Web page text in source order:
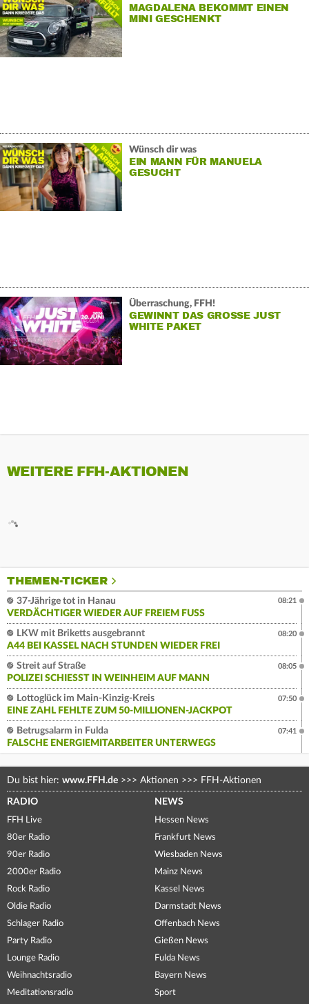
MAGDALENA BEKOMMT EINEN
MINI GESCHENKT
Wünsch dir was
EIN MANN FÜR MANUELA
GESUCHT
Überraschung, FFH!
GEWINNT DAS GROSSE JUST W
HITE PAKET
WEITERE FFH-AKTIONEN
THEMEN-TICKER
37-Jährige tot in Hanau
VERDÄCHTIGER WIEDER AUF FREIEM FUSS
08:21
LKW mit Briketts ausgebrannt
A44 BEI KASSEL NACH STUNDEN WIEDER FREI
08:20
Streit auf Straße
POLIZEI SCHIESST IN WEINHEIM AUF MANN
08:05
Lottoglück im Main-Kinzig-Kreis
EINE ZAHL FEHLTE ZUM 50-MILLIONEN-JACKPOT
07:50
Betrugsalarm in Fulda
FALSCHE ENERGIEMITARBEITER UNTERWEGS
07:41
Du bist hier: www.FFH.de >>> Aktionen >>> FFH-Aktionen
RADIO
FFH Live
80er Radio
90er Radio
2000er Radio
Rock Radio
Oldie Radio
Schlager Radio
Party Radio
Lounge Radio
Weihnachtsradio
Meditationsradio
NEWS
Hessen News
Frankfurt News
Wiesbaden News
Mainz News
Kassel News
Darmstadt News
Offenbach News
Gießen News
Fulda News
Bayern News
Sport